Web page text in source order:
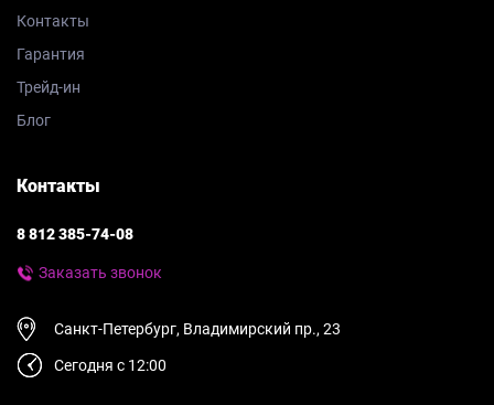
Контакты
Гарантия
Трейд-ин
Блог
Контакты
8 812 385-74-08
Заказать звонок
Санкт-Петербург, Владимирский пр., 23
Сегодня с 12:00